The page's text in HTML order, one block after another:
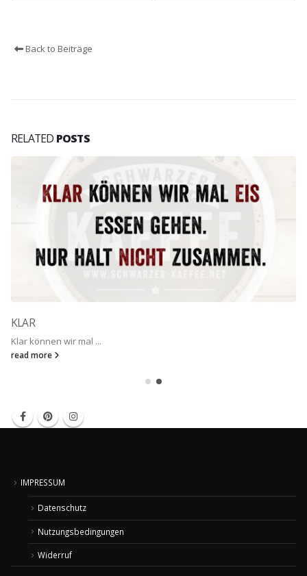
Back to Beiträge
RELATED POSTS
KLAR
Klar können wir mal ...
read more
IMPRESSUM
Datenschutz
Nutzungsbedingungen
Widerruf